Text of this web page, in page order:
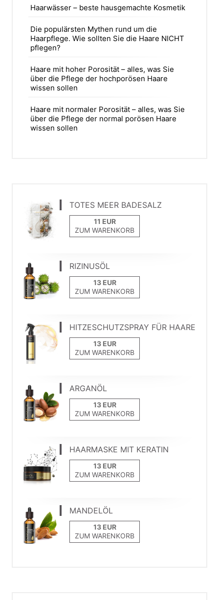
Haarwässer – beste hausgemachte Kosmetik
Die populärsten Mythen rund um die
Haarpflege. Wie sollten Sie die Haare NICHT
pflegen?
Haare mit hoher Porosität – alles, was Sie
über die Pflege der hochporösen Haare
wissen sollen
Haare mit normaler Porosität – alles, was Sie
über die Pflege der normal porösen Haare
wissen sollen
TOTES MEER BADESALZ
ZUM WARENKORB
RIZINUSÖL
ZUM WARENKORB
HITZESCHUTZSPRAY FÜR HAARE
ZUM WARENKORB
ARGANÖL
ZUM WARENKORB
HAARMASKE MIT KERATIN
ZUM WARENKORB
MANDELÖL
ZUM WARENKORB